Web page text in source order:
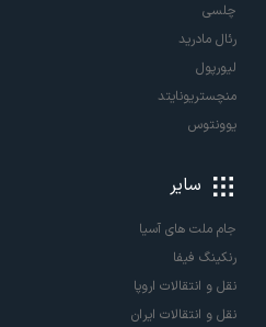
چلسی
رئال مادرید
لیورپول
منچستریونایتد
یوونتوس
سایر
جام ملت های آسیا
رنکینگ فیفا
نقل و انتقالات اروپا
نقل و انتقالات ایران